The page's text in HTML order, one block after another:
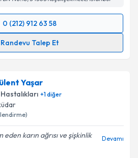
Talebini Gönder
0 (212) 912 63 58
Randevu Talep Et
Talebi
e-posta ile
Yaşar
+1diğer
karın ağrısı ve şişkinlik
Devamı